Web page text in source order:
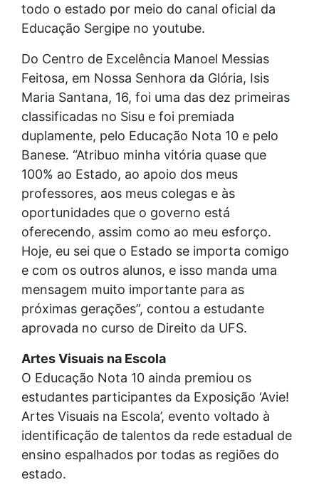
todo o estado por meio do canal oficial da
Educação Sergipe no youtube.
Do Centro de Excelência Manoel Messias
Feitosa, em Nossa Senhora da Glória, Isis
Maria Santana, 16, foi uma das dez primeiras
classificadas no Sisu e foi premiada
duplamente, pelo Educação Nota 10 e pelo
Banese. “Atribuo minha vitória quase que
100% ao Estado, ao apoio dos meus
professores, aos meus colegas e às
oportunidades que o governo está
oferecendo, assim como ao meu esforço.
Hoje, eu sei que o Estado se importa comigo
e com os outros alunos, e isso manda uma
mensagem muito importante para as
próximas gerações”, contou a estudante
aprovada no curso de Direito da UFS.
Artes Visuais na Escola
O Educação Nota 10 ainda premiou os
estudantes participantes da Exposição ‘Avie!
Artes Visuais na Escola’, evento voltado à
identificação de talentos da rede estadual de
ensino espalhados por todas as regiões do
estado.